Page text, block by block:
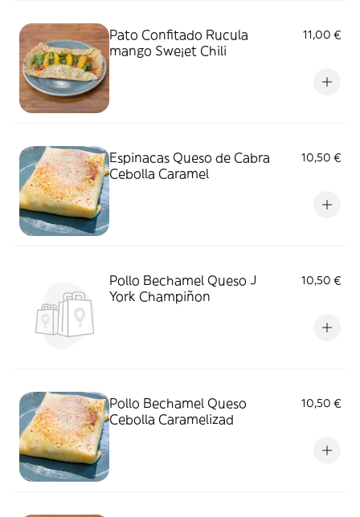
Pato Confitado Rucula
mango Swe¡et Chili
11,00 €
Espinacas Queso de Cabra
Cebolla Caramel
10,50 €
Pollo Bechamel Queso J
York Champiñon
10,50 €
Pollo Bechamel Queso
Cebolla Caramelizad
10,50 €